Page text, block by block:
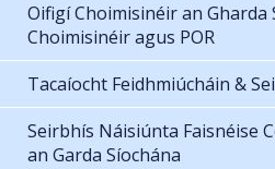
Oifigí Choimisinéir an Gharda
Choimisinéir agus POR
Tacaíocht Feidhmiúcháin &
Seirbhís Náisiúnta Faisnéise
an Garda Síochána